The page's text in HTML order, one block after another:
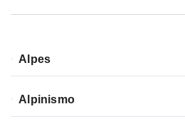
Alpes
Alpinismo